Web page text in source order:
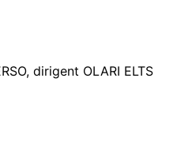
dirigent OLARI ELTS